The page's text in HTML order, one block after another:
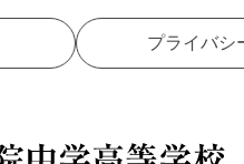
プライバシ